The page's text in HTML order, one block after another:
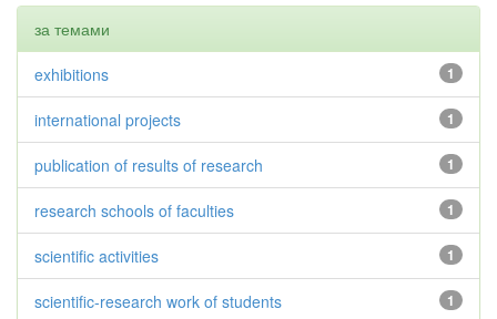
за темами
1
exhibitions
1
international projects
1
publication of results of research
1
research schools of faculties
1
scientific activities
1
scientific-research work of students